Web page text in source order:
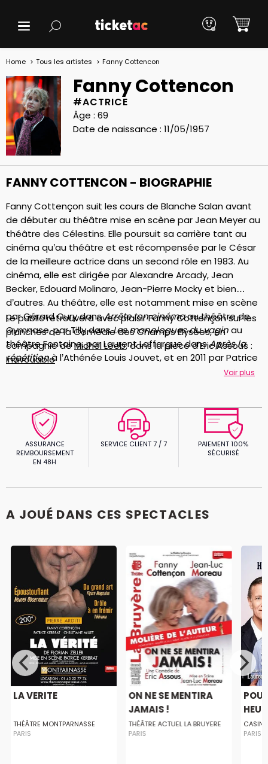
Home Tous les artistes Fanny Cottencon
Fanny Cottencon
#ACTRICE
Âge : 69
Date de naissance : 11/05/1957
FANNY COTTENCON - BIOGRAPHIE
Fanny Cottençon suit les cours de Blanche Salan avant
de débuter au théâtre mise en scène par Jean Meyer au
théâtre des Célestins. Elle poursuit sa carrière tant au
cinéma qu’au théâtre et est récompensée par le César
de la meilleure actrice dans un second rôle en 1983. Au
cinéma, elle est dirigée par Alexandre Arcady, Jean
Becker, Edouard Molinaro, Jean-Pierre Mocky et bien
d’autres. Au théâtre, elle est notamment mise en scène
par Gérard Oury dansArrête ton cinémaau théâtre de
Gymnase, par Tilly dansLes monologues du vaginau
théâtre Fontaine, par Laurent Laffargue dansAprès la
répétitionà l’Athénée Louis Jouvet, et en 2011 par Patrice
Le public retrouvera avec plaisir Fanny Cottençon sur les
planches de la Comédie des Champs Elysées, en
compagnie deMichel Leeb, dans la pièce d'Eric Assous :
Inavouable
Voir plus
ASSURANCE
REMBOURSEMENT
EN 48H
SERVICE CLIENT 7 / 7
PAIEMENT 100%
SÉCURISÉ
A JOUÉ DANS CES SPECTACLES
LA VERITE
THÉÂTRE MONTPARNASSE
PARIS
ON NE SE MENTIRA
JAMAIS !
THÉÂTRE ACTUEL LA BRUYERE
PARIS
PARIS